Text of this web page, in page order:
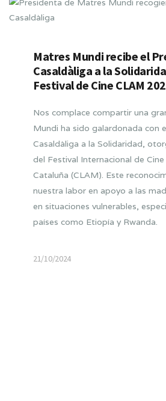
Matres Mundi recibe el
Casaldàliga a la
Festival de Cine CLAM
Nos complace compartir una
Mundi ha sido galardonada con
Casaldàliga a la Solidaridad,
del Festival Internacional de Cine
Cataluña (CLAM). Este
nuestra labor en apoyo a las
en situaciones vulnerables,
países como Etiopía y Rwanda.
21/10/2024